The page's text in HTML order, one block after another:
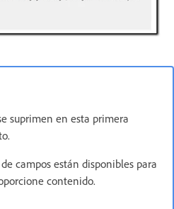
suprimen en esta primera
campos están disponibles para
contenido.